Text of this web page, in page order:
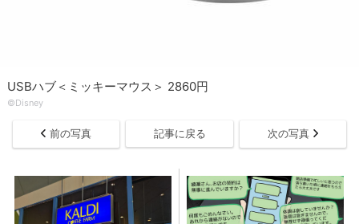
USBハブ＜ミッキーマウス＞ 2860円
©Disney
前の写真 記事に戻る 次の写真